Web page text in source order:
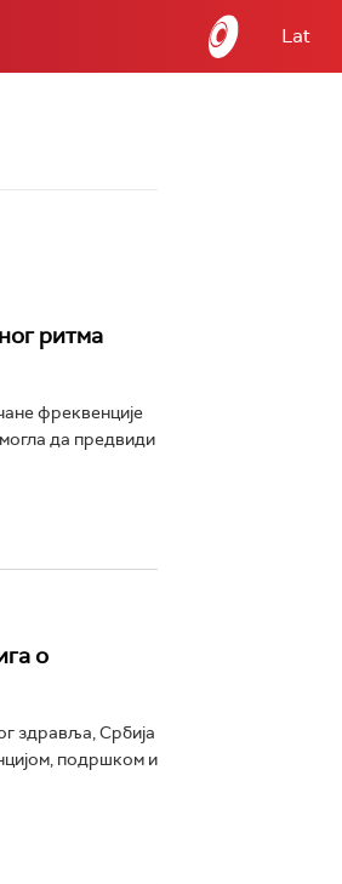
Lat
ритма
фреквенције
да предвиди
о
здравља, Србија
подршком и